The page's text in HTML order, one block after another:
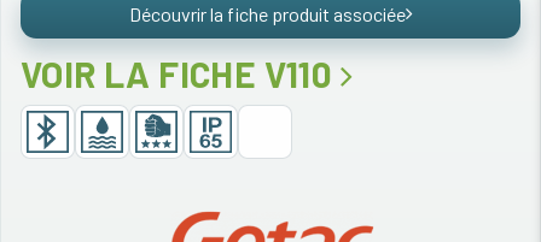
Découvrir la fiche produit associée
VOIR LA FICHE V110